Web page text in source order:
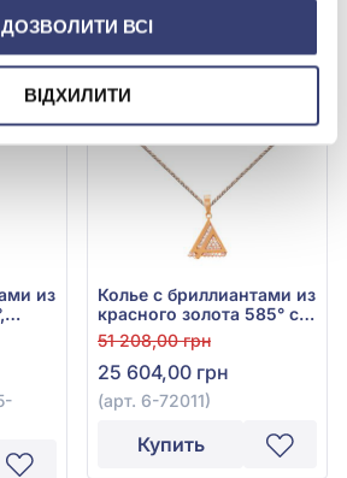
ДОЗВОЛИТИ ВСІ
ВІДХИЛИТИ
из
Колье с бриллиантами из
красного золота 585° с
бриллиантом 0,13ct, арт.
6-72011
51 208,00 грн
25 604,00 грн
(арт. 6-72011)
Купить